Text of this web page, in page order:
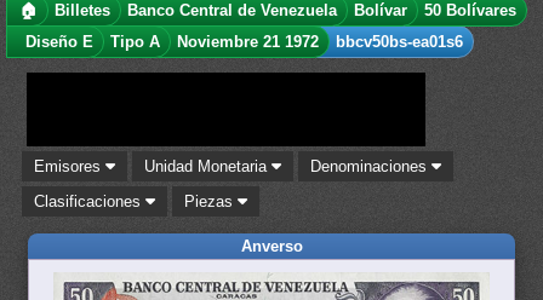
🏠 Billetes Banco Central de Venezuela Bolívar
50 Bolívares
Diseño E
Tipo A Noviembre 21 1972 bbcv50bs-ea01s6
Emisores Unidad Monetaria
Denominaciones
Clasificaciones
Piezas
Anverso